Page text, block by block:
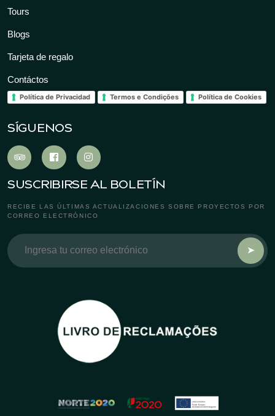
Tours
Blogs
Tarjeta de regalo
Contáctos
Política de Privacidad Termos e Condições Política de Cookies
SÍGUENOS
SUSCRIBIRSE AL BOLETÍN
RECIBE LAS ÚLTIMAS ACTUALIZACIONES SOBRE PROYECTOS POR
CORREO ELECTRÓNICO